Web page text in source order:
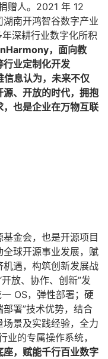
赠人。2021 年 12
南开鸿智谷数字产业
深耕行业数字化所积
，面向教
行业定制化开发
信息认为，未来不仅
、开放的时代，拥抱
也是企业在万物互联
金会，也是开源项目
球开源事业发展，赋
遇，构筑创新发展战
放、协作、创新”发
OS，弹性部署；硬
署”技术优势，结合
景及实践经验，全力
的专属操作系统，
，赋能千行百业数字